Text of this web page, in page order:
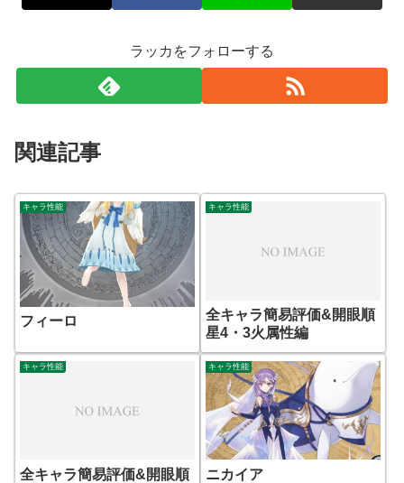
ラッカをフォローする
関連記事
キャラ性能
フィーロ
キャラ性能
全キャラ簡易評価&開眼順
星4・3火属性編
キャラ性能
全キャラ簡易評価&開眼順
キャラ性能
ニカイア